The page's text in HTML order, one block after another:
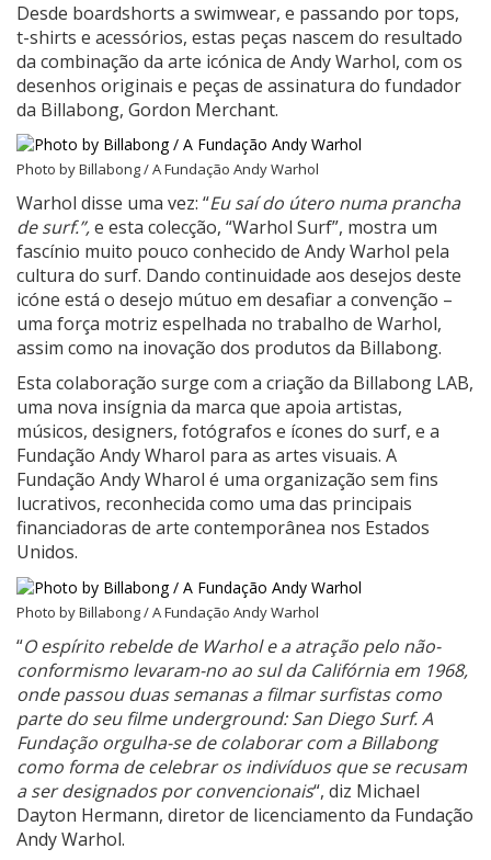
Desde boardshorts a swimwear, e passando por tops,
t-shirts e acessórios, estas peças nascem do resultado
da combinação da arte icónica de Andy Warhol, com os
desenhos originais e peças de assinatura do fundador
da Billabong, Gordon Merchant.
Photo by Billabong / A Fundação Andy Warhol
Warhol disse uma vez: “Eu saí do útero numa prancha
de surf.”,e esta colecção, “Warhol Surf”, mostra um
fascínio muito pouco conhecido de Andy Warhol pela
cultura do surf. Dando continuidade aos desejos deste
icóne está o desejo mútuo em desafiar a convenção –
uma força motriz espelhada no trabalho de Warhol,
assim como na inovação dos produtos da Billabong.
Esta colaboração surge com a criação da Billabong LAB,
uma nova insígnia da marca que apoia artistas,
músicos, designers, fotógrafos e ícones do surf, e a
Fundação Andy Wharol para as artes visuais. A
Fundação Andy Wharol é uma organização sem fins
lucrativos, reconhecida como uma das principais
financiadoras de arte contemporânea nos Estados
Unidos.
Photo by Billabong / A Fundação Andy Warhol
“O espírito rebelde de Warhol e a atração pelo não-
conformismo levaram-no ao sul da Califórnia em 1968,
onde passou duas semanas a filmar surfistas como
parte do seu filme underground: San Diego Surf. A
Fundação orgulha-se de colaborar com a Billabong
como forma de celebrar os indivíduos que se recusam
a ser designados por convencionais“, diz Michael
Dayton Hermann, diretor de licenciamento da Fundação
Andy Warhol.